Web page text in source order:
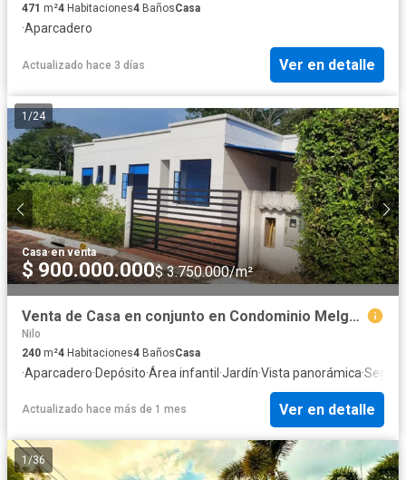
471 m²4 Habitaciones4 BañosCasa
·Aparcadero
Actualizado hace 3 días Ver en detalle
1 /24
Casa·en venta
$ 900.000.000$ 3.750.000/m²
Venta de Casa en conjunto en Condominio Melgar a Girardot
Nilo
240 m²4 Habitaciones4 BañosCasa
·Aparcadero·Depósito·Área infantil·Jardín·Vista panorámica·
Actualizado hace más de 1 mes Ver en detalle
1 /36